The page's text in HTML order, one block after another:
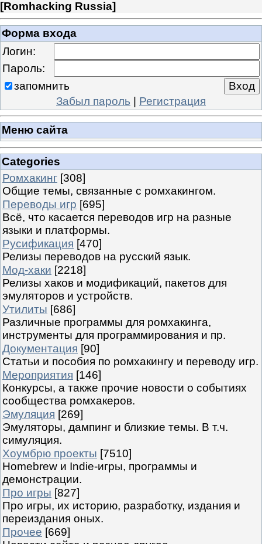
[Romhacking Russia]
Форма входа
Логин:
Пароль:
запомнить
Забыл пароль | Регистрация
Меню сайта
Categories
Ромхакинг [308]
Общие темы, связанные с ромхакингом.
Переводы игр [695]
Всё, что касается переводов игр на разные
языки и платформы.
Русификация [470]
Релизы переводов на русский язык.
Мод-хаки [2218]
Релизы хаков и модификаций, пакетов для
эмуляторов и устройств.
Утилиты [686]
Различные программы для ромхакинга,
инструменты для программирования и пр.
Документация [90]
Статьи и пособия по ромхакингу и переводу игр.
Мероприятия [146]
Конкурсы, а также прочие новости о событиях
сообщества ромхакеров.
Эмуляция [269]
Эмуляторы, дампинг и близкие темы. В т.ч.
симуляция.
Хоумбрю проекты [7510]
Homebrew и Indie-игры, программы и
демонстрации.
Про игры [827]
Про игры, их историю, разработку, издания и
переиздания оных.
Прочее [669]